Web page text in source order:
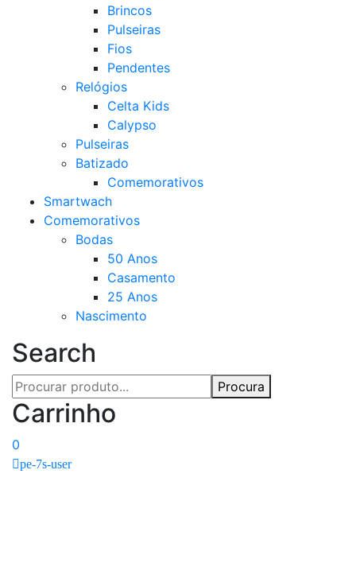
Brincos
Pulseiras
Fios
Pendentes
Relógios
Celta Kids
Calypso
Pulseiras
Batizado
Comemorativos
Smartwach
Comemorativos
Bodas
50 Anos
Casamento
25 Anos
Nascimento
Search
Procura
Carrinho
0
pe-7s-user